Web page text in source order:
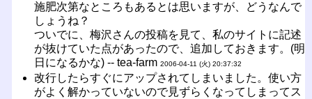
施肥次第なところもあるとは思いますが、どうなんで
しょうね？
ついでに、梅沢さんの投稿を見て、私のサイトに記述
が抜けていた点があったので、追加しておきます。(明
日になるかな) -- tea-farm 2006-04-11 (火) 20:37:32
改行したらすぐにアップされてしまいました。使い方
がよく解かっていないので見ずらくなってしまってス